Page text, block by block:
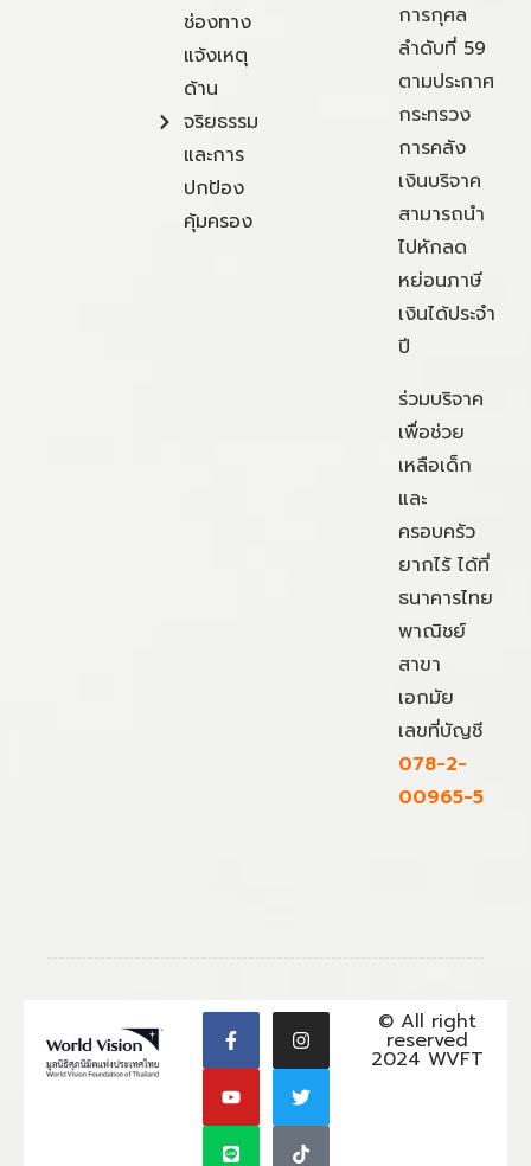
ช่องทาง
แจ้งเหตุ
ด้าน
จริยธรรม
และการ
ปกป้อง
คุ้มครอง
การกุศล
ลำดับที่ 59
ตามประกาศ
กระทรวง
การคลัง
เงินบริจาค
สามารถนำ
ไปหักลด
หย่อนภาษี
เงินได้ประจำ
ปี
ร่วมบริจาค
เพื่อช่วย
เหลือเด็ก
และ
ครอบครัว
ยากไร้ ได้ที่
ธนาคารไทย
พาณิชย์
สาขา
เอกมัย
เลขที่บัญชี
078-2-
00965-5
© All right
reserved
2024 WVFT